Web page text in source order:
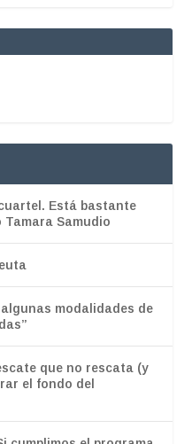
Está bastante
Samudio
modalidades de
que no rescata (y
el fondo del